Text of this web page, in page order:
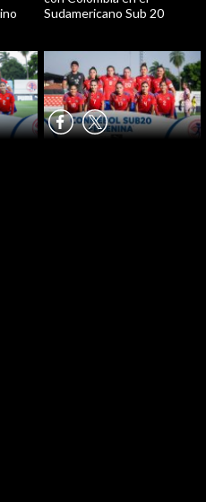
Sudamericano Sub 20